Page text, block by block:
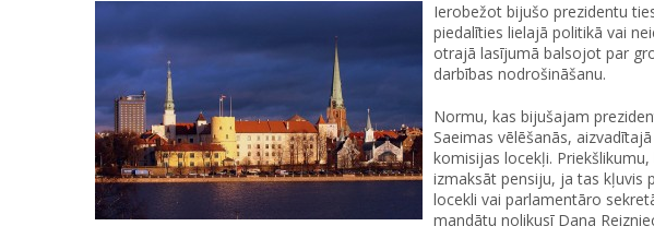
Ierobežot bijušo prezidentu
piedalīties lielajā politikā vai
otrajā lasījumā balsojot par
darbības nodrošināšanu.
Normu, kas bijušajam
Saeimas vēlēšanās,
komisijas locekļi.
izmaksāt pensiju, ja tas kļuvis
locekli vai parlamentāro
mandātu nolikusī Dana